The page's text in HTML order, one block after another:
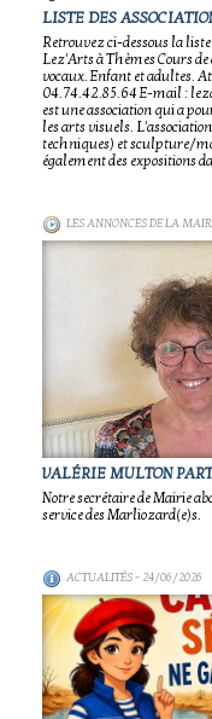
LISTE DES
Retrouvez ci-dessous la
Lez'Arts à Thèmes Cours
vocaux. Enfant et adultes.
04.74.42.85.64 E-mail :
est une association qui a
les arts visuels.
techniques) et sculpture/
également des expositions
LES ANNONCES DE LA
VALÉRIE MULTON
Notre secrétaire de Mairie
service des Marliozard(e)s.
ACTUALITÉS- 24/06/2026